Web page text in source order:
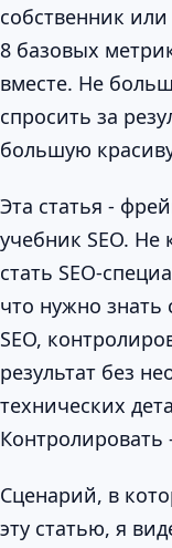
собственник
8 базовых
вместе. Не
спросить за
большую
Эта статья -
учебник SEO. Не
стать SEO-
что нужно знать
SEO,
результат без
технических
Контролировать
Сценарий, в
эту статью, я